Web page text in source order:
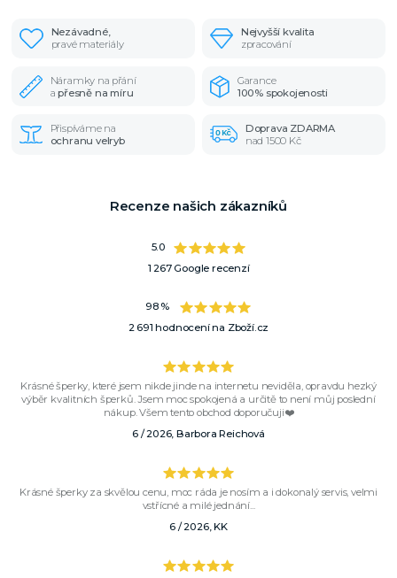
Nezávadné,
pravé materiály
Nejvyšší kvalita
zpracování
Náramky na přání
apřesně na míru
Garance
100% spokojenosti
Přispíváme na
ochranu velryb
Doprava ZDARMA
nad 1500 Kč
Recenze našich zákazníků
5.0
1 267 Google recenzí
98 %
2 691 hodnocení na Zboží.cz
Krásné šperky, které jsem nikde jinde na internetu neviděla, opravdu hezký
výběr kvalitních šperků. Jsem moc spokojená a určitě to není můj poslední
nákup. Všem tento obchod doporučuji❤️
6 / 2026, Barbora Reichová
Krásné šperky za skvělou cenu, moc ráda je nosím a i dokonalý servis, velmi
vstřícné a milé jednání...
6 / 2026, KK